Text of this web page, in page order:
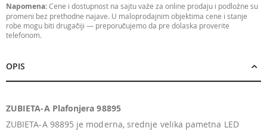
Napomena:Cene i dostupnost na sajtu važe za online prodaju i podložne su
promeni bez prethodne najave. U maloprodajnim objektima cene i stanje
robe mogu biti drugačiji — preporučujemo da pre dolaska proverite
telefonom.
OPIS
ZUBIETA-A Plafonjera 98895
ZUBIETA-A 98895 je moderna, srednje velika pametna LED